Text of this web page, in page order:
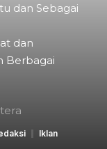
dan Sebagai
dan
Berbagai
Iklan